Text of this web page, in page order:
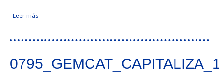
Leer más